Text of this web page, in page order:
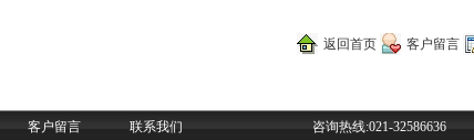
返回首页 客户留言
客户留言 联系我们 咨询热线:021-32586636